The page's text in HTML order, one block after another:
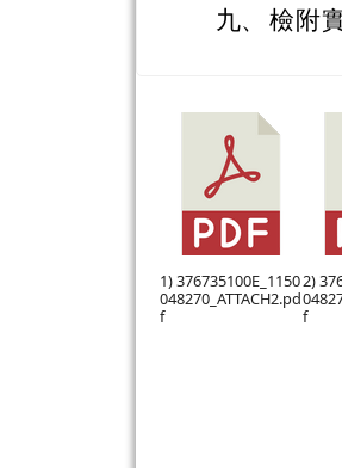
九、 檢附
1) 376735100E_1150
048270_ATTACH2.pd
f
2)
f